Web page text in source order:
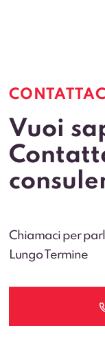
Vuoi
Chiamaci per
Lungo Termine